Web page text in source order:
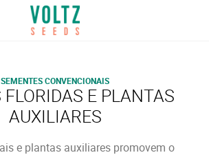
SEMENTES CONVENCIONAIS
E PLANTAS
AUXILIARES
e plantas auxiliares promovem o